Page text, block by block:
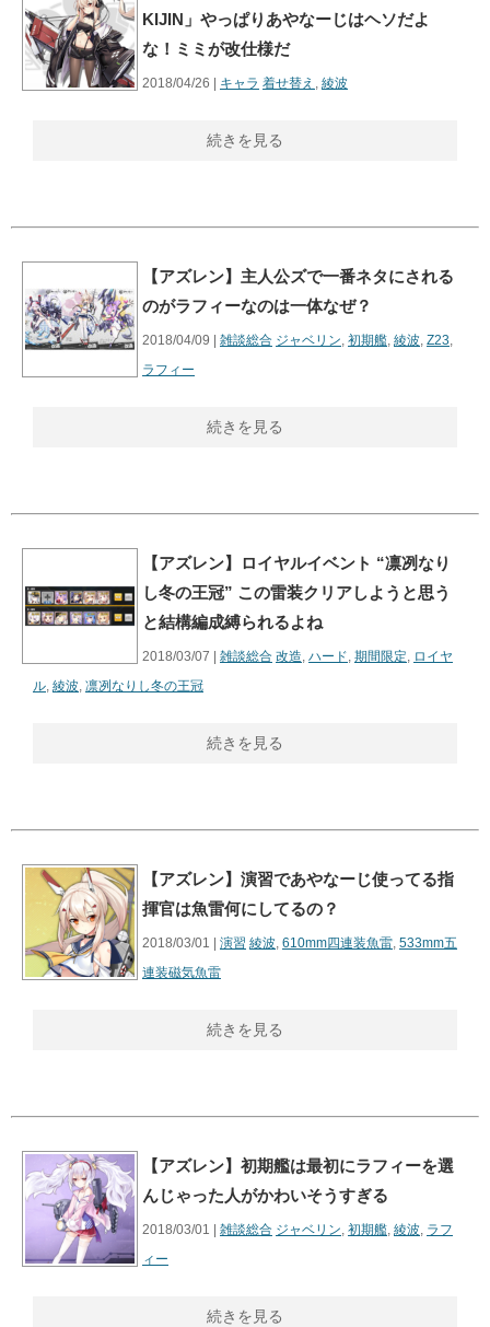
KIJIN」やっぱりあやなーじはヘソだよ
な！ミミが改仕様だ
2018/04/26 | キャラ 着せ替え , 綾波
続きを見る
【アズレン】主人公ズで一番ネタにされる
のがラフィーなのは一体なぜ？
2018/04/09 | 雑談総合 ジャベリン, 初期艦, 綾波, Z23,
ラフィー
続きを見る
【アズレン】ロイヤルイベント “凛冽なり
し冬の王冠” この雷装クリアしようと思う
と結構編成縛られるよね
2018/03/07 | 雑談総合 改造, ハード, 期間限定, ロイヤ
ル, 綾波, 凛冽なりし冬の王冠
続きを見る
【アズレン】演習であやなーじ使ってる指
揮官は魚雷何にしてるの？
2018/03/01 | 演習 綾波, 610mm四連装魚雷, 533mm五
連装磁気魚雷
続きを見る
【アズレン】初期艦は最初にラフィーを選
んじゃった人がかわいそうすぎる
2018/03/01 | 雑談総合 ジャベリン, 初期艦, 綾波, ラフ
ィー
続きを見る